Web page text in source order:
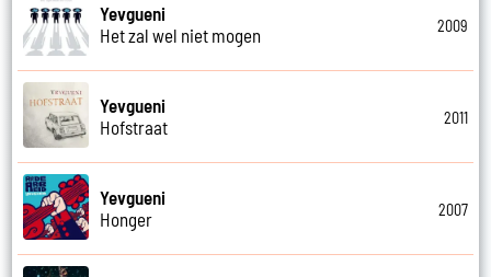
Yevgueni
Het zal wel niet mogen
2009
Yevgueni
Hofstraat
2011
Yevgueni
Honger
2007